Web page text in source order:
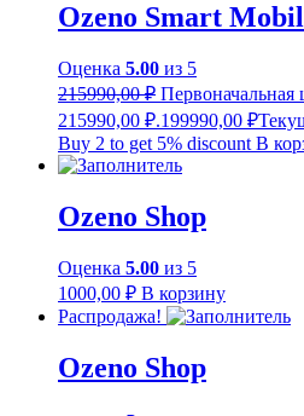
Ozeno Smart
Оценка 5.00 из 5
215990,00₽ Первоначальная
215990,00 ₽.199990,00 ₽
Buy 2 to get 5% discount В
Ozeno Shop
Оценка 5.00 из 5
1000,00 ₽ В корзину
Распродажа!
Ozeno Shop